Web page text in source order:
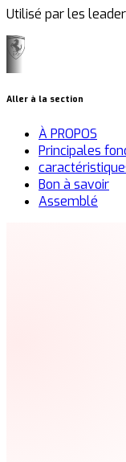
Utilisé par les
Aller à la section
À PROPOS
Principales
Bon à savoir
Assemblé